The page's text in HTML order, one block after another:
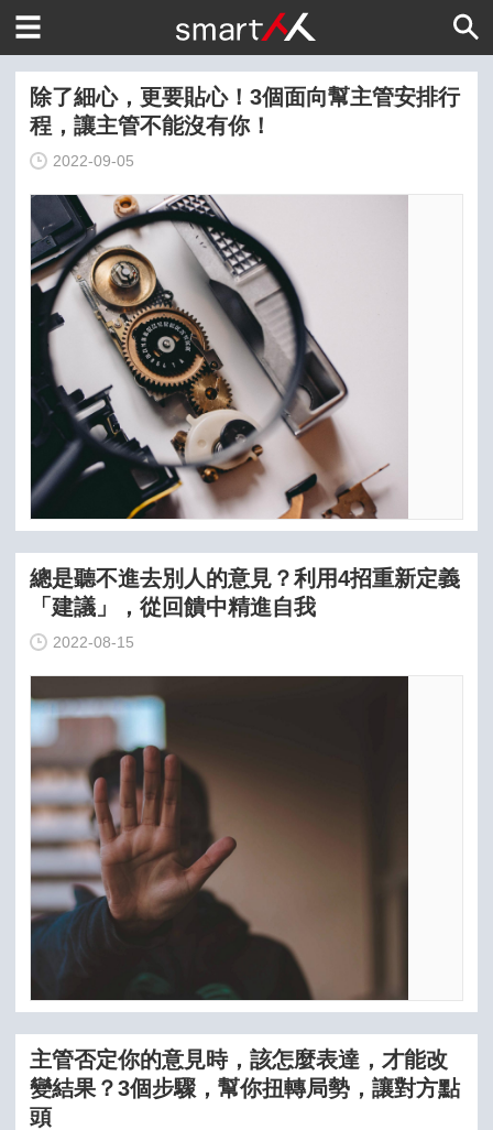
除了細心，更要貼心！3個面向幫主管安排行
程，讓主管不能沒有你！
2022-09-05
總是聽不進去別人的意見？利用4招重新定義
「建議」，從回饋中精進自我
2022-08-15
主管否定你的意見時，該怎麼表達，才能改
變結果？3個步驟，幫你扭轉局勢，讓對方點
頭